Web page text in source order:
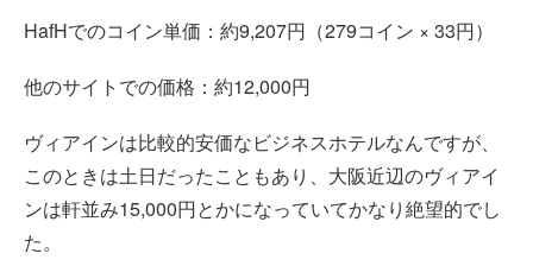
HafHでのコイン単価：約9,207円（279コイン × 33円）
他のサイトでの価格：約12,000円
ヴィアインは比較的安価なビジネスホテルなんですが、
このときは土日だったこともあり、大阪近辺のヴィアイ
ンは軒並み15,000円とかになっていてかなり絶望的でし
た。